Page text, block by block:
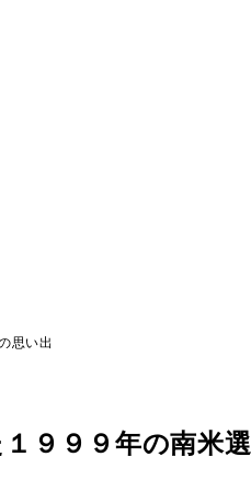
思い出
９９９年の南米選